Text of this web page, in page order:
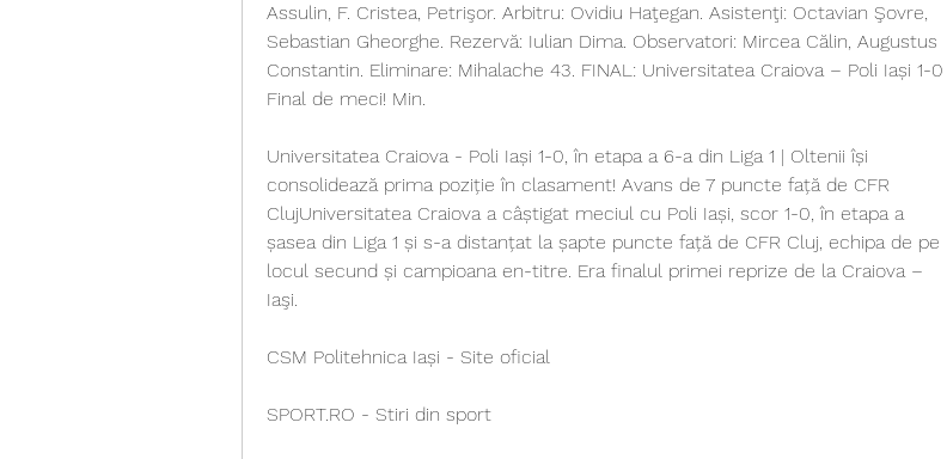
Assulin, F. Cristea, Petrişor. Arbitru: Ovidiu Haţegan. Asistenţi: Octavian Şovre,
Sebastian Gheorghe. Rezervă: Iulian Dima. Observatori: Mircea Călin, Augustus
Constantin. Eliminare: Mihalache 43. FINAL: Universitatea Craiova – Poli Iași 1-0
Final de meci! Min.
Universitatea Craiova - Poli Iași 1-0, în etapa a 6-a din Liga 1 | Oltenii își
consolidează prima poziție în clasament! Avans de 7 puncte față de CFR
ClujUniversitatea Craiova a câștigat meciul cu Poli Iași, scor 1-0, în etapa a
șasea din Liga 1 și s-a distanțat la șapte puncte față de CFR Cluj, echipa de pe
locul secund și campioana en-titre. Era finalul primei reprize de la Craiova –
Iaşi.
CSM Politehnica Iași - Site oficial
SPORT.RO - Stiri din sport